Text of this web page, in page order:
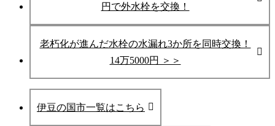
円で外水栓を交換！
老朽化が進んだ水栓の水漏れ3か所を同時交換！
14万5000円 ＞＞
伊豆の国市一覧はこちら